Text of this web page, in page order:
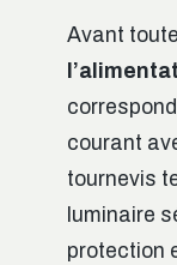
Avant
courant
tournevis
luminaire
protection